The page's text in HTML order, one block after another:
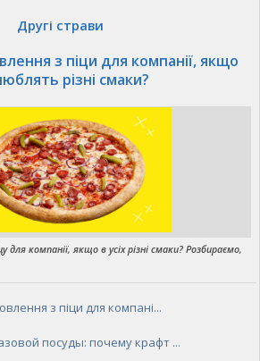
Другі страви
з піци для компанії, якщо
різні смаки?
для компанії, якщо в усіх різні смаки? Розбираємо,
з піци для компані...
посуды: почему крафт ...